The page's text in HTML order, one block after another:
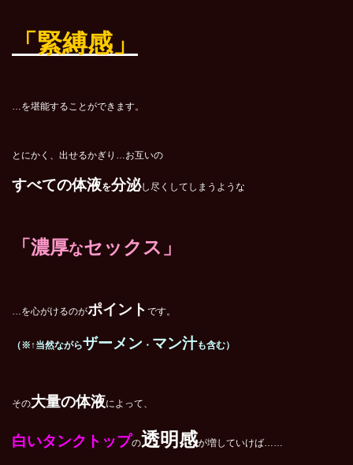
「緊縛感」
…を堪能することができます。
とにかく、出せるかぎり…お互いの
すべての体液を分泌し尽くしてしまうような
「濃厚なセックス」
…を心がけるのがポイント です。
（※↑当然ながらザーメン ・ マン汁も含む）
その大量の体液によって、
白いタンクトップの透明感が増していけば……